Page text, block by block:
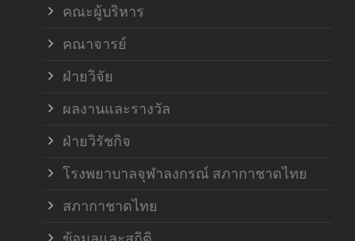
คณะผู้บริหาร
คณาจารย์
ฝ่ายวิจัย
ผลงานและรางวัล
ฝ่ายวิรัชกิจ
โรงพยาบาลจุฬาลงกรณ์ สภากาชาดไทย
สภากาชาดไทย